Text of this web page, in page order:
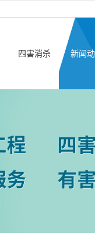
四害消杀 新闻